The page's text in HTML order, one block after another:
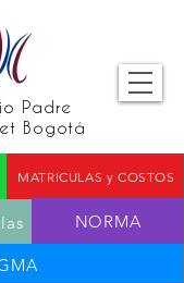
MATRICULAS y COSTOS
NORMA
Padre
Bogotá